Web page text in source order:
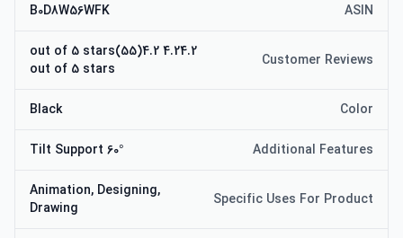
ASIN
B0D8W56WFK
Customer Reviews
4.24.2 out of 5 stars(55)4.2
out of 5 stars
Color
Black
Additional Features
60° Tilt Support
Specific Uses For Product
Animation, Designing,
Drawing